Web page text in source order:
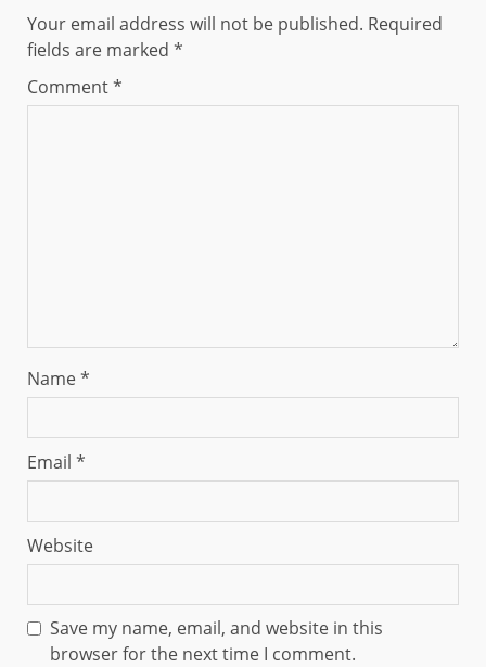
Your email address will not be published. Required
fields are marked *
Comment*
Name*
Email *
Website
Save my name, email, and website in this
browser for the next time I comment.